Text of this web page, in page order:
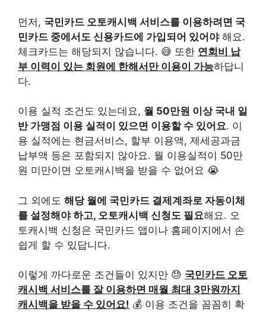
먼저, 국민카드 오토캐시백 서비스를 이용하려면 국
민카드 중에서도 신용카드에 가입되어 있어야해요.
체크카드는 해당되지 않습니다. 😅 또한 연회비 납
부 이력이 있는 회원에 한해서만 이용이 가능하답니
다.
이용 실적 조건도 있는데요, 월 50만원 이상 국내 일
반 가맹점 이용 실적이 있으면 이용할 수 있어요. 이
용 실적에는 현금서비스, 할부 이용액, 제세공과금
납부액 등은 포함되지 않아요. 월 이용실적이 50만
원 미만이면 오토캐시백을 받을 수 없어요 😭
그 외에도 해당 월에 국민카드 결제계좌로 자동이체
를 설정해야 하고, 오토캐시백 신청도 필요해요. 오
토캐시백 신청은 국민카드 앱이나 홈페이지에서 손
쉽게 할 수 있답니다.
이렇게 까다로운 조건들이 있지만 😓 국민카드 오토
캐시백 서비스를 잘 이용하면 매월 최대 3만원까지
캐시백을 받을 수 있어요! 💰 이용 조건을 꼼꼼히 확